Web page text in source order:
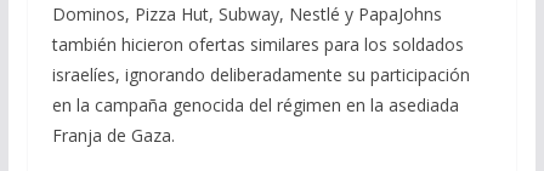
Dominos, Pizza Hut, Subway, Nestlé y PapaJohns
también hicieron ofertas similares para los soldados
israelíes, ignorando deliberadamente su participación
en la campaña genocida del régimen en la asediada
Franja de Gaza.